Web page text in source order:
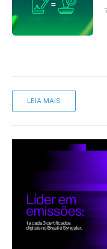
LEIA MAIS